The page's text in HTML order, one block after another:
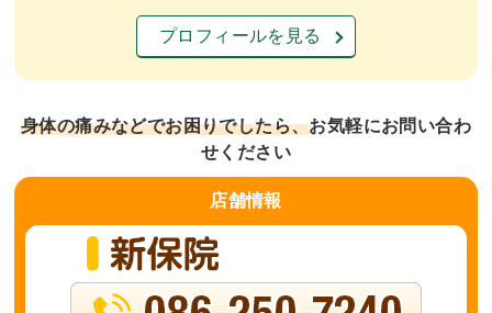
プロフィールを見る
身体の痛みなどでお困りでしたら、お気軽にお問い合わ
せください
店舗情報